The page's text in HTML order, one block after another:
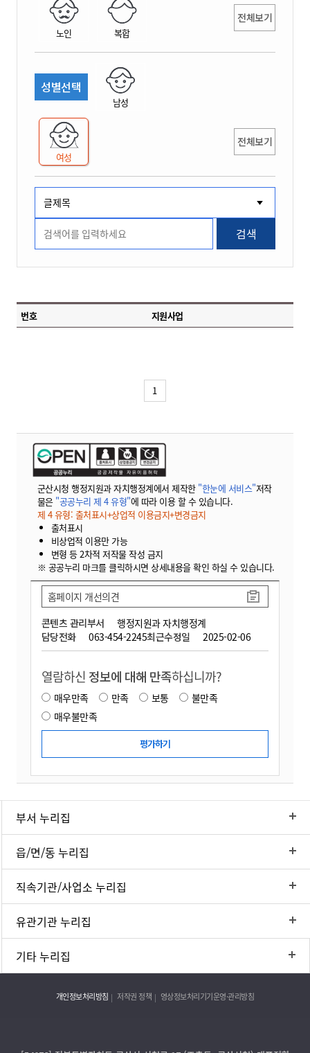
노인 복합
전체보기
성별선택
남성
여성
전체보기
검색
번호 지원사업
1
군산시청 행정지원과 자치행정계에서 제작한 "한눈에 서비스"저작
물은 "공공누리 제 4 유형"에 따라 이용 할 수 있습니다.
제 4 유형: 출처표시+상업적 이용금지+변경금지
출처표시
비상업적 이용만 가능
변형 등 2차적 저작물 작성 금지
※ 공공누리 마크를 클릭하시면 상세내용을 확인 하실 수 있습니다.
콘텐츠 관리부서
행정지원과 자치행정계
담당전화
063-454-2245최근수정일 2025-02-06
홈페이지 개선의견
열람하신 정보에 대해 만족하십니까?
매우만족 만족 보통
불만족
매우불만족
부서 누리집
읍/면/동 누리집
직속기관/사업소 누리집
유관기관 누리집
기타 누리집
개인정보처리방침 저작권 정책 영상정보처리기기운영·관리방침